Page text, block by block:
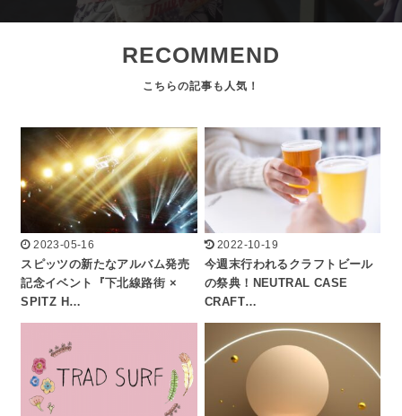
RECOMMEND
2023-05-16
スピッツの新たなアルバム発売
記念イベント『下北線路街 ×
SPITZ H…
2022-10-19
今週末行われるクラフトビール
の祭典！NEUTRAL CASE
CRAFT…